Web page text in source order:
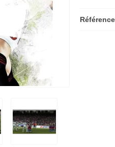
Référence